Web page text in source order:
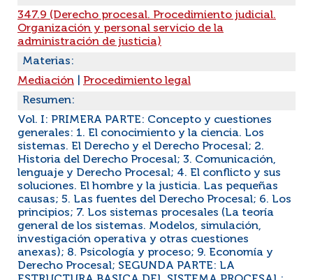
347.9 (Derecho procesal. Procedimiento judicial.
Organización y personal servicio de la
administración de justicia)
Materias:
Mediación
Procedimiento legal
Resumen:
Vol. I: PRIMERA PARTE: Concepto y cuestiones
generales: 1. El conocimiento y la ciencia. Los
sistemas. El Derecho y el Derecho Procesal; 2.
Historia del Derecho Procesal; 3. Comunicación,
lenguaje y Derecho Procesal; 4. El conflicto y sus
soluciones. El hombre y la justicia. Las pequeñas
causas; 5. Las fuentes del Derecho Procesal; 6. Los
principios; 7. Los sistemas procesales (La teoría
general de los sistemas. Modelos, simulación,
investigación operativa y otras cuestiones
anexas); 8. Psicología y proceso; 9. Economía y
Derecho Procesal; SEGUNDA PARTE: LA